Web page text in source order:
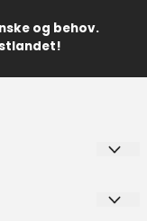
og behov.